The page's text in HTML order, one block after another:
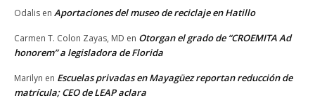
Odalis en Aportaciones del museo de reciclaje en Hatillo
Carmen T. Colon Zayas, MD en Otorgan el grado de “CROEMITA Ad
honorem” a legisladora de Florida
Marilyn en Escuelas privadas en Mayagüez reportan reducción de
matrícula; CEO de LEAP aclara